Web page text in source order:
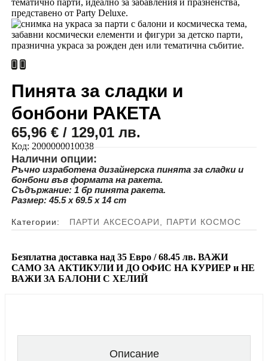
Пинята за сладки и
бонбони РАКЕТА
65,96 €/ 129,01 лв.
Код: 2000000010038
Налични опции:
Ръчно изработена дизайнерска пинята за сладки и
бонбони във формата на ракета.
Съдържание: 1 бр пинята ракета.
Размер: 45.5 x 69.5 x 14 cm
Категории: ПАРТИ АКСЕСОАРИ ПАРТИ КОСМОС
Безплатна доставка над 35 Евро / 68.45 лв.ВАЖИ
САМО ЗА АКТИКУЛИ И ДО ОФИС НА КУРИЕР и НЕ
ВАЖИ ЗА БАЛОНИ С ХЕЛИЙ
Описание